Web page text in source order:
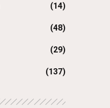
(14)
(48)
(29)
(137)